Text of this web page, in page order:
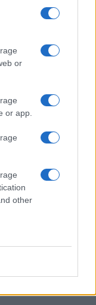
or
or app.
other
primas en agosto